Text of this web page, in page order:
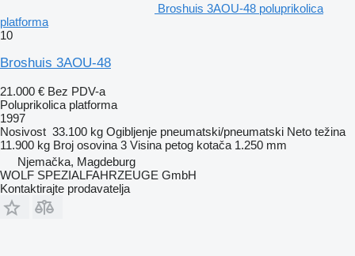
Broshuis 3AOU-48 poluprikolica
platforma
10
Broshuis 3AOU-48
21.000 € Bez PDV-a
Poluprikolica platforma
1997
Nosivost 33.100 kg Ogibljenje pneumatski/pneumatski Neto težina
11.900 kg Broj osovina 3 Visina petog kotača 1.250 mm
Njemačka, Magdeburg
WOLF SPEZIALFAHRZEUGE GmbH
Kontaktirajte prodavatelja